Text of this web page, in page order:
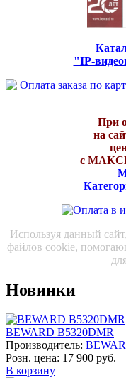
"IP-
При
на
с
Используя данный
файлов cookie,
Новинки
BEWARD B5320DMR
Производитель:
Розн. цена: 17 900 руб.
В корзину